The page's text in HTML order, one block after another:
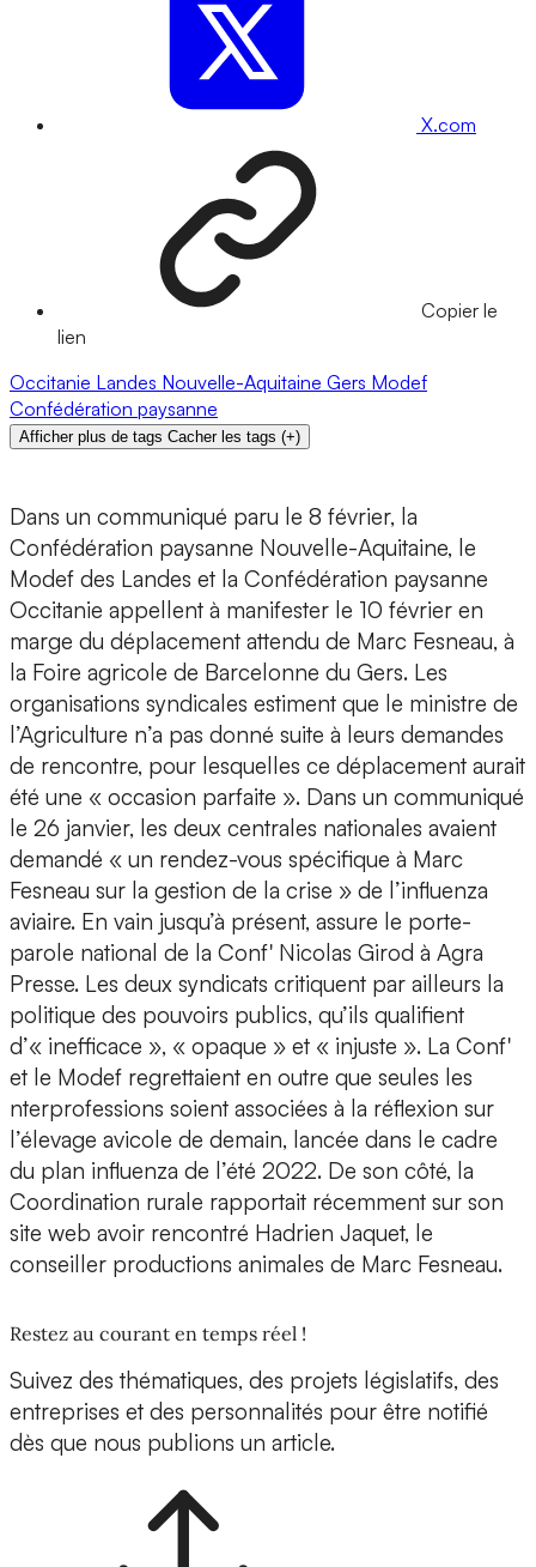
X.com
Copier le
lien
Occitanie Landes Nouvelle-Aquitaine Gers Modef
Confédération paysanne
Afficher plus de tags Cacher les tags (+)
Dans un communiqué paru le 8 février, la
Confédération paysanne Nouvelle-Aquitaine, le
Modef des Landes et la Confédération paysanne
Occitanie appellent à manifester le 10 février en
marge du déplacement attendu de Marc Fesneau, à
la Foire agricole de Barcelonne du Gers. Les
organisations syndicales estiment que le ministre de
l’Agriculture n’a pas donné suite à leurs demandes
de rencontre, pour lesquelles ce déplacement aurait
été une « occasion parfaite ». Dans un communiqué
le 26 janvier, les deux centrales nationales avaient
demandé « un rendez-vous spécifique à Marc
Fesneau sur la gestion de la crise » de l’influenza
aviaire. En vain jusqu’à présent, assure le porte-
parole national de la Conf' Nicolas Girod à Agra
Presse. Les deux syndicats critiquent par ailleurs la
politique des pouvoirs publics, qu’ils qualifient
d’« inefficace », « opaque » et « injuste ». La Conf'
et le Modef regrettaient en outre que seules les
nterprofessions soient associées à la réflexion sur
l’élevage avicole de demain, lancée dans le cadre
du plan influenza de l’été 2022. De son côté, la
Coordination rurale rapportait récemment sur son
site web avoir rencontré Hadrien Jaquet, le
conseiller productions animales de Marc Fesneau.
Restez au courant en temps réel !
Suivez des thématiques, des projets législatifs, des
entreprises et des personnalités pour être notifié
dès que nous publions un article.